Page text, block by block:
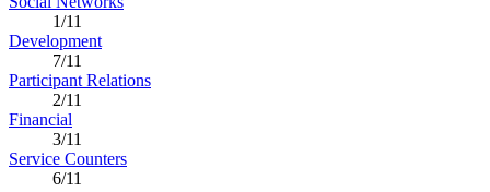
1/11
Development
7/11
Participant Relations
2/11
Financial
3/11
Service Counters
6/11